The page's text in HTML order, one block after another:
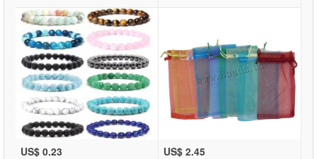
US$ 0.23 US$ 2.45